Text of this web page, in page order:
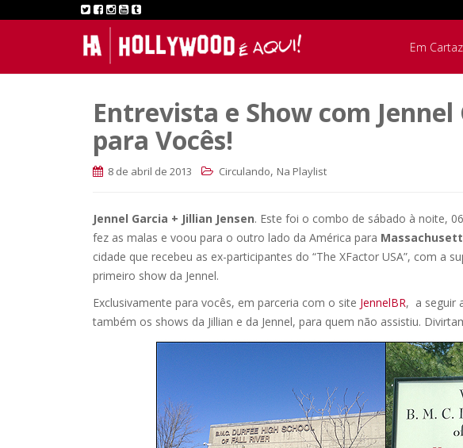
Em Cartaz
Entrevista e Show com Jennel
para Vocês!
8 de abril de 2013 Circulando, Na Playlist
Jennel Garcia + Jillian Jensen. Este foi o combo de sábado à noite,
fez as malas e voou para o outro lado da América para
cidade que recebeu as ex-participantes do “The XFactor USA”, com a
primeiro show da Jennel.
Exclusivamente para vocês, em parceria com o site JennelBR, a seguir
também os shows da Jillian e da Jennel, para quem não assistiu.